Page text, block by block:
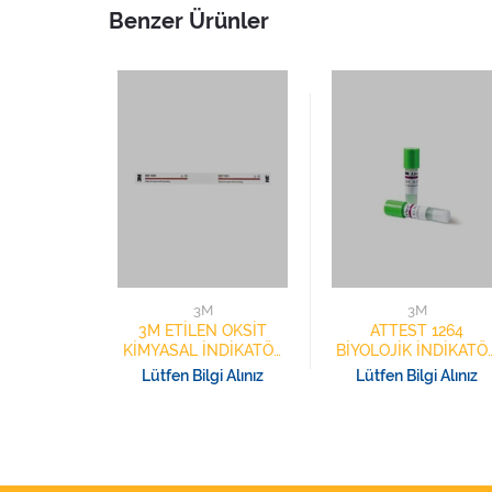
Benzer Ürünler
3M
3M ETİLEN OKSİT
KİMYASAL İNDİKATÖR
ŞERİTLERİ 1251
1PAKET=240ADET
Lütfen Bilgi Alınız
3M
ATTEST 1264
BİYOLOJİK
ETİLEN OKSİT
Lütfen Bilgi Alınız